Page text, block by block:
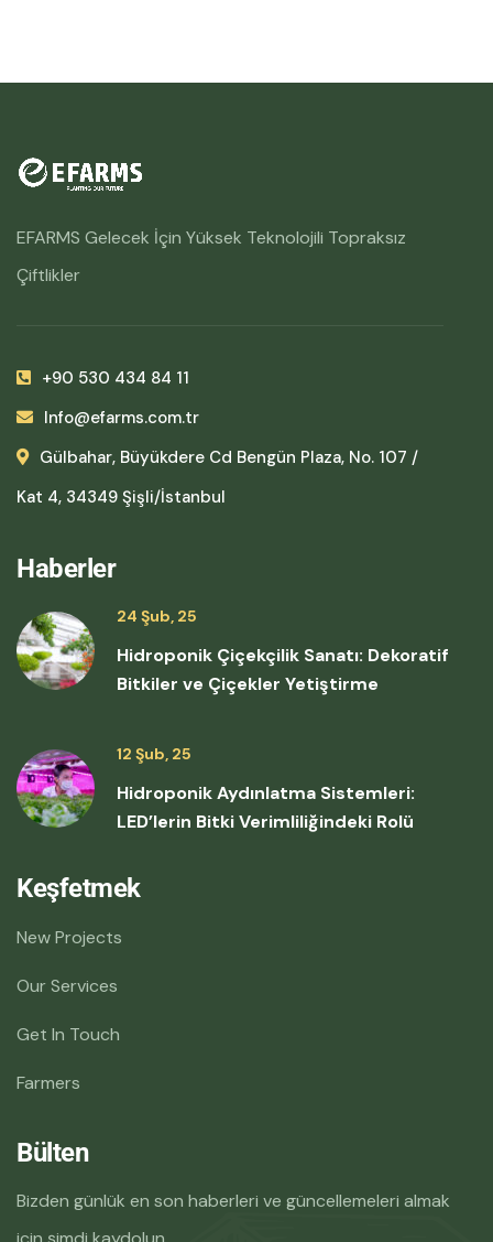
EFARMS Gelecek İçin Yüksek Teknolojili Topraksız
Çiftlikler
+90 530 434 84 11
Info@efarms.com.tr
Gülbahar, Büyükdere Cd Bengün Plaza, No. 107 /
Kat 4, 34349 Şişli/İstanbul
Haberler
24 Şub, 25
Hidroponik Çiçekçilik Sanatı: Dekoratif
Bitkiler ve Çiçekler Yetiştirme
12 Şub, 25
Hidroponik Aydınlatma Sistemleri:
LED’lerin Bitki Verimliliğindeki Rolü
Keşfetmek
New Projects
Our Services
Get In Touch
Farmers
Bülten
Bizden günlük en son haberleri ve güncellemeleri almak